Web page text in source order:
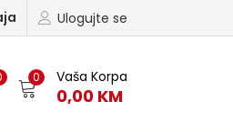
Ulogujte se
0 Vaša Korpa
0,00 KM